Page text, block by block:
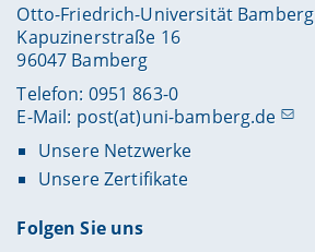
Otto-Friedrich-Universität Bamberg
Kapuzinerstraße 16
96047 Bamberg
Telefon: 0951 863-0
E-Mail: post(at)uni-bamberg.de
Unsere Netzwerke
Unsere Zertifikate
Folgen Sie uns